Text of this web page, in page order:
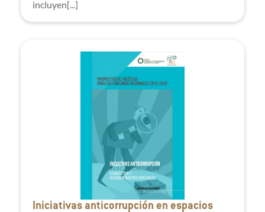
incluyen[...]
Iniciativas anticorrupción en espacios